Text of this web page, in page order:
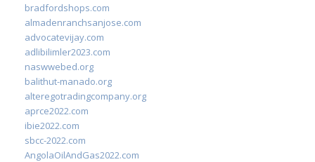
bradfordshops.com
almadenranchsanjose.com
advocatevijay.com
adlibilimler2023.com
naswwebed.org
balithut-manado.org
alteregotradingcompany.org
aprce2022.com
ibie2022.com
sbcc-2022.com
AngolaOilAndGas2022.com